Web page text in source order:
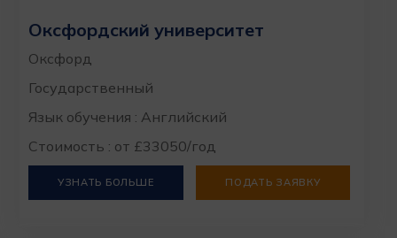
Оксфордский университет
Оксфорд
Государственный
Язык обучения : Английский
Стоимость : от £33050/год
УЗНАТЬ БОЛЬШЕ ПОДАТЬ ЗАЯВКУ